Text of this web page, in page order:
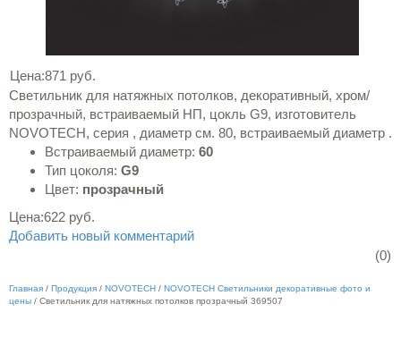
Цена:871 руб.
Светильник для натяжных потолков, декоративный, хром/
прозрачный, встраиваемый НП, цокль G9, изготовитель
NOVOTECH, серия , диаметр см. 80, встраиваемый диаметр .
Встраиваемый диаметр: 60
Тип цоколя: G9
Цвет: прозрачный
Цена:622 руб.
Добавить новый комментарий
(0)
Главная / Продукция / NOVOTECH / NOVOTECH Светильники декоративные фото и
цены / Светильник для натяжных потолков прозрачный 369507